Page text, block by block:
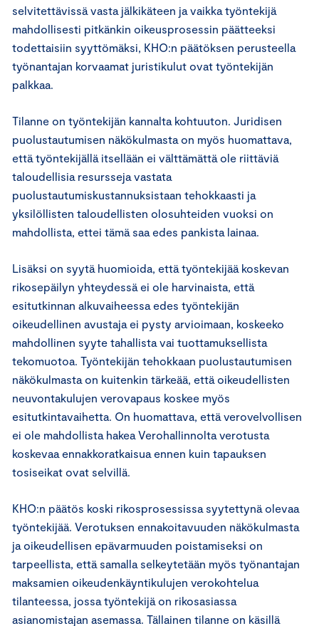
selvitettävissä vasta jälkikäteen ja vaikka työntekijä
mahdollisesti pitkänkin oikeusprosessin päätteeksi
todettaisiin syyttömäksi, KHO:n päätöksen perusteella
työnantajan korvaamat juristikulut ovat työntekijän
palkkaa.
Tilanne on työntekijän kannalta kohtuuton. Juridisen
puolustautumisen näkökulmasta on myös huomattava,
että työntekijällä itsellään ei välttämättä ole riittäviä
taloudellisia resursseja vastata
puolustautumiskustannuksistaan tehokkaasti ja
yksilöllisten taloudellisten olosuhteiden vuoksi on
mahdollista, ettei tämä saa edes pankista lainaa.
Lisäksi on syytä huomioida, että työntekijää koskevan
rikosepäilyn yhteydessä ei ole harvinaista, että
esitutkinnan alkuvaiheessa edes työntekijän
oikeudellinen avustaja ei pysty arvioimaan, koskeeko
mahdollinen syyte tahallista vai tuottamuksellista
tekomuotoa. Työntekijän tehokkaan puolustautumisen
näkökulmasta on kuitenkin tärkeää, että oikeudellisten
neuvontakulujen verovapaus koskee myös
esitutkintavaihetta. On huomattava, että verovelvollisen
ei ole mahdollista hakea Verohallinnolta verotusta
koskevaa ennakkoratkaisua ennen kuin tapauksen
tosiseikat ovat selvillä.
KHO:n päätös koski rikosprosessissa syytettynä olevaa
työntekijää. Verotuksen ennakoitavuuden näkökulmasta
ja oikeudellisen epävarmuuden poistamiseksi on
tarpeellista, että samalla selkeytetään myös työnantajan
maksamien oikeudenkäyntikulujen verokohtelua
tilanteessa, jossa työntekijä on rikosasiassa
asianomistajan asemassa. Tällainen tilanne on käsillä